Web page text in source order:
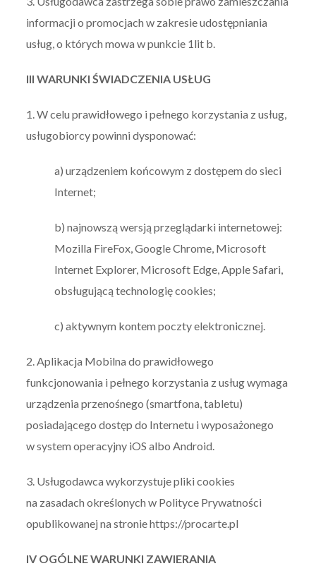
informacji o promocjach w zakresie udostępniania
usług, o których mowa w punkcie 1lit b.
III WARUNKI ŚWIADCZENIA USŁUG
1. W celu prawidłowego i pełnego korzystania z usług,
usługobiorcy powinni dysponować:
a) urządzeniem końcowym z dostępem do sieci
Internet;
b) najnowszą wersją przeglądarki internetowej:
Mozilla FireFox, Google Chrome, Microsoft
Internet Explorer, Microsoft Edge, Apple Safari,
obsługującą technologię cookies;
c) aktywnym kontem poczty elektronicznej.
2. Aplikacja Mobilna do prawidłowego
funkcjonowania i pełnego korzystania z usług wymaga
urządzenia przenośnego (smartfona, tabletu)
posiadającego dostęp do Internetu i wyposażonego
w system operacyjny iOS albo Android.
3. Usługodawca wykorzystuje pliki cookies
na zasadach określonych w Polityce Prywatności
opublikowanej na stronie https://procarte.pl
IV OGÓLNE WARUNKI ZAWIERANIA